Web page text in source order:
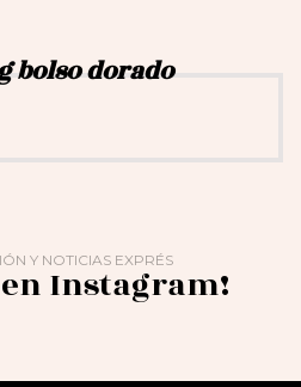
bolso dorado
Y NOTICIAS EXPRÉS
en Instagram!